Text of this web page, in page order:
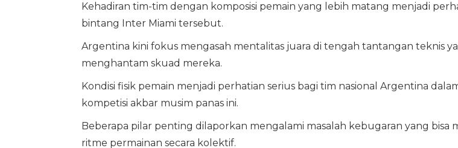
Kehadiran tim-tim dengan komposisi pemain yang lebih matang menjadi
bintang Inter Miami tersebut.
Argentina kini fokus mengasah mentalitas juara di tengah tantangan teknis
menghantam skuad mereka.
Kondisi fisik pemain menjadi perhatian serius bagi tim nasional Argentina
kompetisi akbar musim panas ini.
Beberapa pilar penting dilaporkan mengalami masalah kebugaran yang bisa
ritme permainan secara kolektif.